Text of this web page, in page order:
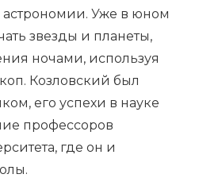
астрономии. Уже в юном
звезды и планеты,
ночами, используя
Козловский был
его успехи в науке
профессоров
где он и